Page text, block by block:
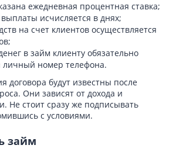
ежедневная процентная ставка;
исчисляется в днях;
на счет клиентов осуществляется
в займ клиенту обязательно
личный номер телефона.
договора будут известны после
Они зависят от дохода и
Не стоит сразу же подписывать
с условиями.
займ